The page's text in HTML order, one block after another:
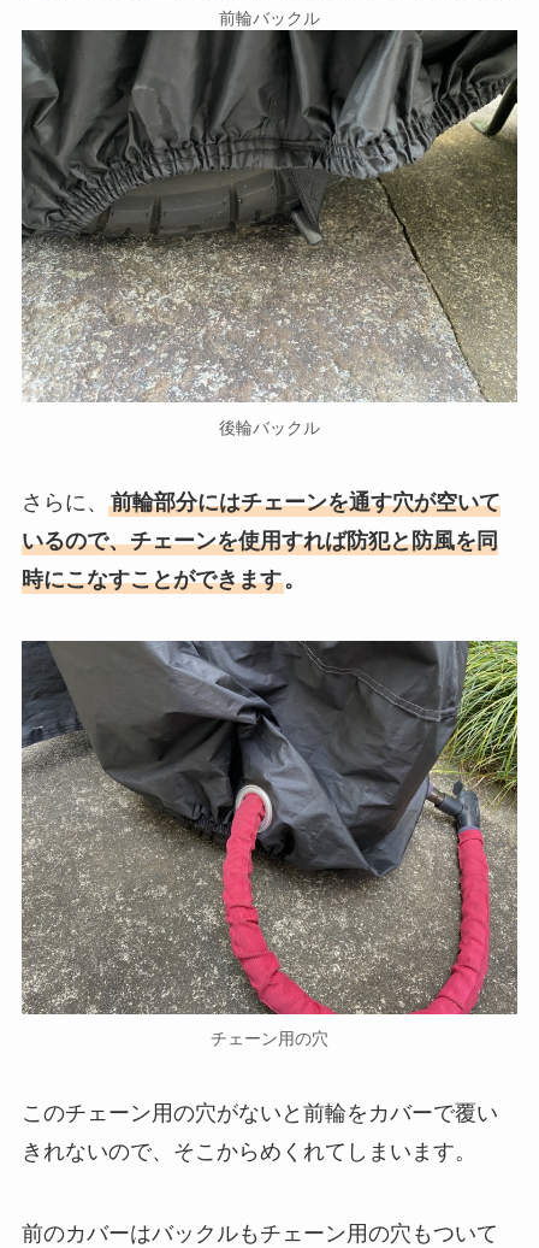
前輪バックル
後輪バックル
さらに、 前輪部分にはチェーンを通す穴が空いて
いるので、チェーンを使用すれば防犯と防風を同
時にこなすことができます。
チェーン用の穴
このチェーン用の穴がないと前輪をカバーで覆い
きれないので、そこからめくれてしまいます。
前のカバーはバックルもチェーン用の穴もついて